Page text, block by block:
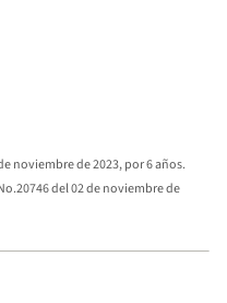
noviembre de 2023, por 6 años.
del 02 de noviembre de